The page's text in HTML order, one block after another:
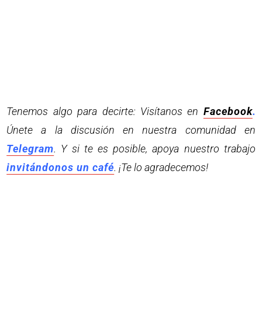
Tenemos algo para decirte: Visítanos en Facebook.
Únete a la discusión en nuestra comunidad en
Telegram. Y si te es posible, apoya nuestro trabajo
invitándonos un café. ¡Te lo agradecemos!